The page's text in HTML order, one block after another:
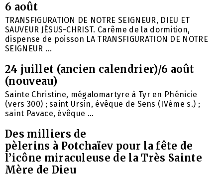
6 août
TRANSFIGURATION DE NOTRE SEIGNEUR, DIEU ET
SAUVEUR JÉSUS-CHRIST. Carême de la dormition,
dispense de poisson LA TRANSFIGURATION DE NOTRE
SEIGNEUR ...
24 juillet (ancien calendrier)/6 août
(nouveau)
Sainte Christine, mégalomartyre à Tyr en Phénicie
(vers 300) ; saint Ursin, évêque de Sens (IVème s.) ;
saint Pavace, évêque ...
Des milliers de
pèlerins à Potchaïev pour la fête de
l’icône miraculeuse de la Très Sainte
Mère de Dieu